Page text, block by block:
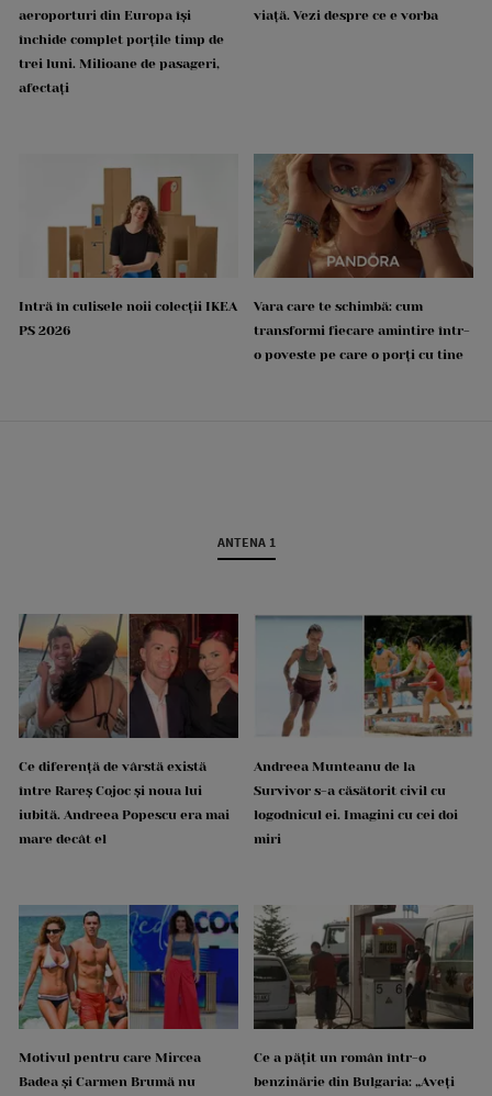
aeroporturi din Europa își
închide complet porțile timp de
trei luni. Milioane de pasageri,
afectați
viață. Vezi despre ce e vorba
Intră în culisele noii colecții IKEA
PS 2026
Vara care te schimbă: cum
transformi fiecare amintire într-
o poveste pe care o porți cu tine
ANTENA 1
Ce diferență de vârstă există
între Rareș Cojoc și noua lui
iubită. Andreea Popescu era mai
mare decât el
Andreea Munteanu de la
Survivor s-a căsătorit civil cu
logodnicul ei. Imagini cu cei doi
miri
Motivul pentru care Mircea
Badea și Carmen Brumă nu
Ce a pățit un român într-o
benzinărie din Bulgaria: „Aveți